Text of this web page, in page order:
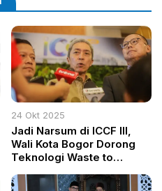
24 Okt 2025
Jadi Narsum di ICCF III,
Wali Kota Bogor Dorong
Teknologi Waste to